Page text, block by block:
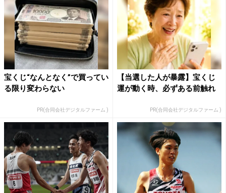
宝くじ“なんとなく”で買ってい
る限り変わらない
PR(合同会社デジタルファーム )
【当選した人が暴露】宝くじ
運が動く時、必ずある前触れ
PR(合同会社デジタルファーム )